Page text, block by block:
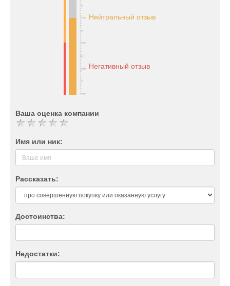
Нейтральный отзыв
Негативный отзыв
Ваша оценка компании
Имя или ник:
Рассказать:
Достоинства:
Недостатки: